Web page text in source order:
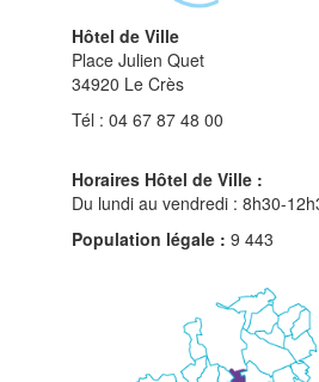
Hôtel de Ville
Place Julien Quet
34920 Le Crès
Tél : 04 67 87 48 00
Horaires Hôtel de Ville :
Du lundi au vendredi : 8h30-
Population légale : 9 443